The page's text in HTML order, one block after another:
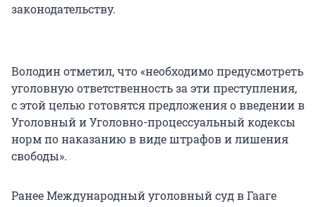
законодательству.
Володин отметил, что «необходимо предусмотреть
уголовную ответственность за эти преступления,
с этой целью готовятся предложения о введении в
Уголовный и Уголовно-процессуальный кодексы
норм по наказанию в виде штрафов и лишения
свободы».
Ранее Международный уголовный суд в Гааге